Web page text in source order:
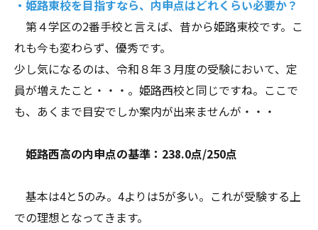
・姫路東校を目指すなら、内申点はどれくらい必要か？
第４学区の2番手校と言えば、昔から姫路東校です。こ
れも今も変わらず、優秀です。
少し気になるのは、令和８年３月度の受験において、定
員が増えたこと・・・。姫路西校と同じですね。ここで
も、あくまで目安でしか案内が出来ませんが・・・
姫路西高の内申点の基準：238.0点/250点
基本は4と5のみ。4よりは5が多い。これが受験する上
での理想となってきます。